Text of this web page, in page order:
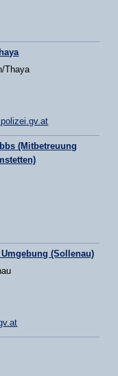
Thaya
(Mitbetreuung
(Sollenau)